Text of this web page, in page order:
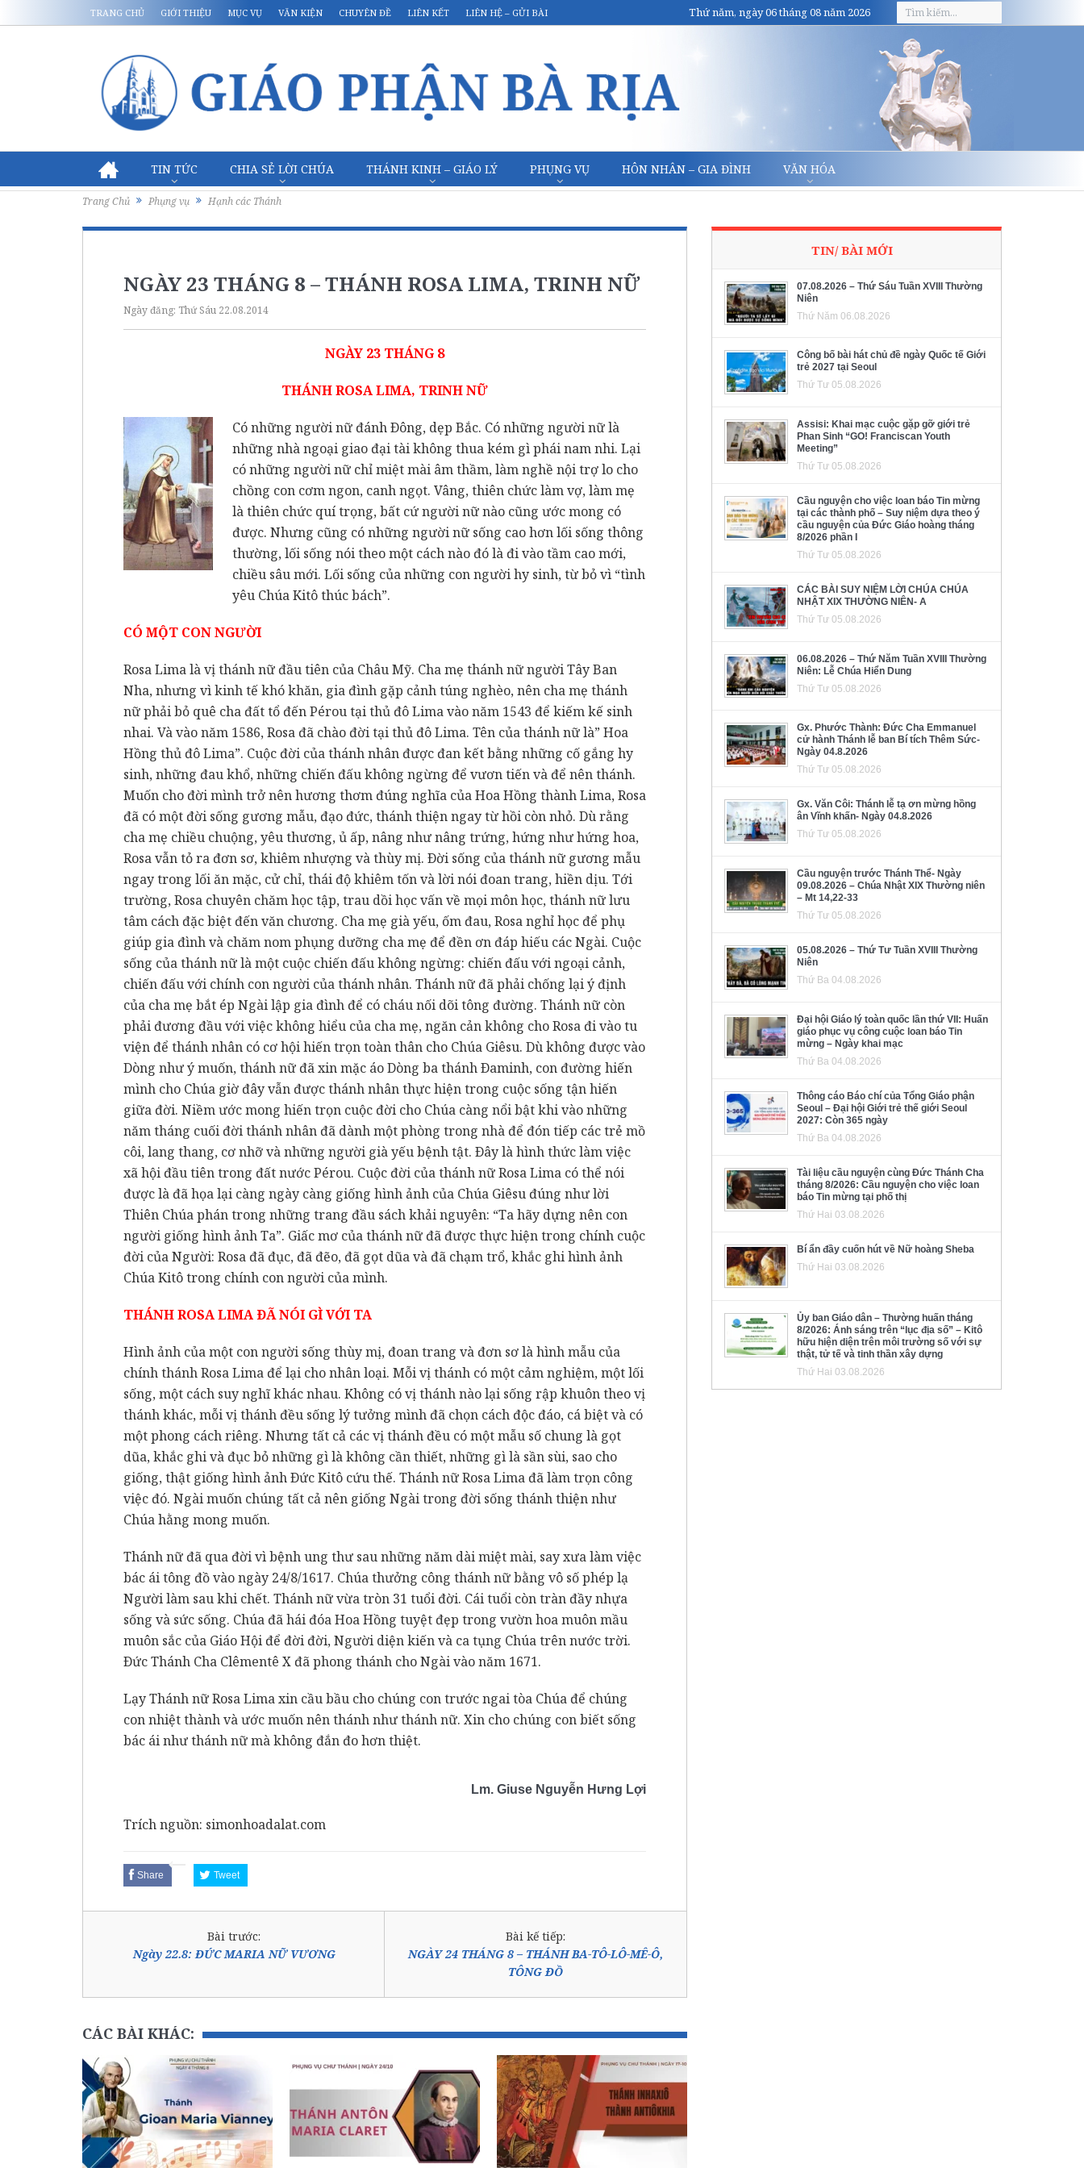
TRANG CHỦ GIỚI THIỆU MỤC VỤ VĂN KIỆN CHUYÊN ĐỀ LIÊN KẾT LIÊN HỆ – GỬI BÀI Thứ năm, ngày 06 tháng 08 năm 2026
TIN TỨC CHIA SẺ LỜI CHÚA THÁNH KINH – GIÁO LÝ PHỤNG VỤ HÔN NHÂN – GIA ĐÌNH VĂN HÓA
Trang Chủ Phụng vụ Hạnh các Thánh
NGÀY 23 THÁNG 8 – THÁNH ROSA LIMA, TRINH NỮ
Ngày đăng: Thứ Sáu 22.08.2014
NGÀY 23 THÁNG 8
THÁNH ROSA LIMA, TRINH NỮ
Có những người nữ đánh Ðông, dẹp Bắc. Có những người nữ là
những nhà ngoại giao đại tài không thua kém gì phái nam nhi. Lại
có những người nữ chỉ miệt mài âm thầm, làm nghề nội trợ lo cho
chồng con cơm ngon, canh ngọt. Vâng, thiên chức làm vợ, làm mẹ
là thiên chức quí trọng, bất cứ người nữ nào cũng ước mong có
được. Nhưng cũng có những người nữ sống cao hơn lối sống thông
thường, lối sống nói theo một cách nào đó là đi vào tầm cao mới,
chiều sâu mới. Lối sống của những con người hy sinh, từ bỏ vì “tình
yêu Chúa Kitô thúc bách”.
CÓ MỘT CON NGƯỜI
Rosa Lima là vị thánh nữ đầu tiên của Châu Mỹ. Cha mẹ thánh nữ người Tây Ban
Nha, nhưng vì kinh tế khó khăn, gia đình gặp cảnh túng nghèo, nên cha mẹ thánh
nữ phải bỏ quê cha đất tổ đến Pérou tại thủ đô Lima vào năm 1543 để kiếm kế sinh
nhai. Và vào năm 1586, Rosa đã chào đời tại thủ đô Lima. Tên của thánh nữ là” Hoa
Hồng thủ đô Lima”. Cuộc đời của thánh nhân được đan kết bằng những cố gắng hy
sinh, những đau khổ, những chiến đấu không ngừng để vươn tiến và để nên thánh.
Muốn cho đời mình trở nên hương thơm đúng nghĩa của Hoa Hồng thành Lima, Rosa
đã có một đời sống gương mẫu, đạo đức, thánh thiện ngay từ hồi còn nhỏ. Dù rằng
cha mẹ chiều chuộng, yêu thương, ủ ấp, nâng như nâng trứng, hứng như hứng hoa,
Rosa vẫn tỏ ra đơn sơ, khiêm nhượng và thùy mị. Ðời sống của thánh nữ gương mẫu
ngay trong lối ăn mặc, cử chỉ, thái độ khiêm tốn và lời nói đoan trang, hiền dịu. Tới
trường, Rosa chuyên chăm học tập, trau dồi học vấn về mọi môn học, thánh nữ lưu
tâm cách đặc biệt đến văn chương. Cha mẹ già yếu, ốm đau, Rosa nghỉ học để phụ
giúp gia đình và chăm nom phụng dưỡng cha mẹ để đền ơn đáp hiếu các Ngài. Cuộc
sống của thánh nữ là một cuộc chiến đấu không ngừng: chiến đấu với ngoại cảnh,
chiến đấu với chính con người của thánh nhân. Thánh nữ đã phải chống lại ý định
của cha mẹ bắt ép Ngài lập gia đình để có cháu nối dõi tông đường. Thánh nữ còn
phải đương đầu với việc không hiểu của cha mẹ, ngăn cản không cho Rosa đi vào tu
viện để thánh nhân có cơ hội hiến trọn toàn thân cho Chúa Giêsu. Dù không được vào
Dòng như ý muốn, thánh nữ đã xin mặc áo Dòng ba thánh Ðaminh, con đường hiến
mình cho Chúa giờ đây vẫn được thánh nhân thực hiện trong cuộc sống tận hiến
giữa đời. Niềm ước mong hiến trọn cuộc đời cho Chúa càng nổi bật khi vào những
năm tháng cuối đời thánh nhân đã dành một phòng trong nhà để đón tiếp các trẻ mồ
côi, lang thang, cơ nhỡ và những người già yếu bệnh tật. Ðây là hình thức làm việc
xã hội đầu tiên trong đất nước Pérou. Cuộc đời của thánh nữ Rosa Lima có thể nói
được là đã họa lại càng ngày càng giống hình ảnh của Chúa Giêsu đúng như lời
Thiên Chúa phán trong những trang đầu sách khải nguyên: “Ta hãy dựng nên con
người giống hình ảnh Ta”. Giấc mơ của thánh nữ đã được thực hiện trong chính cuộc
đời của Người: Rosa đã đục, đã đẽo, đã gọt dũa và đã chạm trổ, khắc ghi hình ảnh
Chúa Kitô trong chính con người của mình.
THÁNH ROSA LIMA ÐÃ NÓI GÌ VỚI TA
Hình ảnh của một con người sống thùy mị, đoan trang và đơn sơ là hình mẫu của
chính thánh Rosa Lima để lại cho nhân loại. Mỗi vị thánh có một cảm nghiệm, một lối
sống, một cách suy nghĩ khác nhau. Không có vị thánh nào lại sống rập khuôn theo vị
thánh khác, mỗi vị thánh đều sống lý tưởng mình đã chọn cách độc đáo, cá biệt và có
một phong cách riêng. Nhưng tất cả các vị thánh đều có một mẫu số chung là gọt
dũa, khắc ghi và đục bỏ những gì là không cần thiết, những gì là sần sùi, sao cho
giống, thật giống hình ảnh Ðức Kitô cứu thế. Thánh nữ Rosa Lima đã làm trọn công
việc đó. Ngài muốn chúng tất cả nên giống Ngài trong đời sống thánh thiện như
Chúa hằng mong muốn.
Thánh nữ đã qua đời vì bệnh ung thư sau những năm dài miệt mài, say xưa làm việc
bác ái tông đồ vào ngày 24/8/1617. Chúa thưởng công thánh nữ bằng vô số phép lạ
Người làm sau khi chết. Thánh nữ vừa tròn 31 tuổi đời. Cái tuổi còn tràn đầy nhựa
sống và sức sống. Chúa đã hái đóa Hoa Hồng tuyệt đẹp trong vườn hoa muôn mầu
muôn sắc của Giáo Hội để đời đời, Người diện kiến và ca tụng Chúa trên nước trời.
Ðức Thánh Cha Clêmentê X đã phong thánh cho Ngài vào năm 1671.
Lạy Thánh nữ Rosa Lima xin cầu bầu cho chúng con trước ngai tòa Chúa để chúng
con nhiệt thành và ước muốn nên thánh như thánh nữ. Xin cho chúng con biết sống
bác ái như thánh nữ mà không đắn đo hơn thiệt.
Lm. Giuse Nguyễn Hưng Lợi
Trích nguồn: simonhoadalat.com
Share Tweet
Bài trước:
Ngày 22.8: ĐỨC MARIA NỮ VƯƠNG
Bài kế tiếp:
NGÀY 24 THÁNG 8 – THÁNH BA-TÔ-LÔ-MÊ-Ô,
TÔNG ÐỒ
CÁC BÀI KHÁC:
TIN/ BÀI MỚI
07.08.2026 – Thứ Sáu Tuần XVIII Thường
Niên
Thứ Năm 06.08.2026
Công bố bài hát chủ đề ngày Quốc tế Giới
trẻ 2027 tại Seoul
Thứ Tư 05.08.2026
Assisi: Khai mạc cuộc gặp gỡ giới trẻ
Phan Sinh “GO! Franciscan Youth
Meeting”
Thứ Tư 05.08.2026
Cầu nguyện cho việc loan báo Tin mừng
tại các thành phố – Suy niệm dựa theo ý
cầu nguyện của Đức Giáo hoàng tháng
8/2026 phần I
Thứ Tư 05.08.2026
CÁC BÀI SUY NIỆM LỜI CHÚA CHÚA
NHẬT XIX THƯỜNG NIÊN- A
Thứ Tư 05.08.2026
06.08.2026 – Thứ Năm Tuần XVIII Thường
Niên: Lễ Chúa Hiển Dung
Thứ Tư 05.08.2026
Gx. Phước Thành: Đức Cha Emmanuel
cử hành Thánh lễ ban Bí tích Thêm Sức-
Ngày 04.8.2026
Thứ Tư 05.08.2026
Gx. Văn Côi: Thánh lễ tạ ơn mừng hồng
ân Vĩnh khấn- Ngày 04.8.2026
Thứ Tư 05.08.2026
Cầu nguyện trước Thánh Thể- Ngày
09.08.2026 – Chúa Nhật XIX Thường niên
– Mt 14,22-33
Thứ Tư 05.08.2026
05.08.2026 – Thứ Tư Tuần XVIII Thường
Niên
Thứ Ba 04.08.2026
Đại hội Giáo lý toàn quốc lần thứ VII: Huấn
giáo phục vụ công cuộc loan báo Tin
mừng – Ngày khai mạc
Thứ Ba 04.08.2026
Thông cáo Báo chí của Tổng Giáo phận
Seoul – Đại hội Giới trẻ thế giới Seoul
2027: Còn 365 ngày
Thứ Ba 04.08.2026
Tài liệu cầu nguyện cùng Đức Thánh Cha
tháng 8/2026: Cầu nguyện cho việc loan
báo Tin mừng tại phố thị
Thứ Hai 03.08.2026
Bí ẩn đầy cuốn hút về Nữ hoàng Sheba
Thứ Hai 03.08.2026
Ủy ban Giáo dân – Thường huấn tháng
8/2026: Ánh sáng trên “lục địa số” – Kitô
hữu hiện diện trên môi trường số với sự
thật, tử tế và tinh thần xây dựng
Thứ Hai 03.08.2026